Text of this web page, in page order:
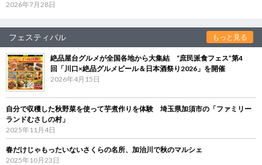
2026年7月28日
フェスティバル もっと見る
絶品屋台グルメが全国各地から大集結 “庶民派食フェス”第4
回「川口×絶品グルメビール＆日本酒祭り2026」を開催
2026年4月15日
自分で収穫した秋野菜を使って芋煮作りを体験 埼玉県加須市の「ファミリー
ランドむさしの村」
2025年11月4日
春だけじゃもったいないさくらの名所、加治川で秋のマルシェ
2025年10月23日